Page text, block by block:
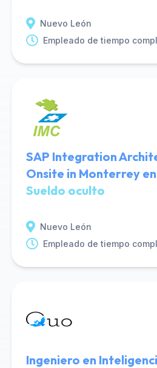
Nuevo León
Empleado de tiempo
SAP Integration
Onsite in Monterrey
Sueldo oculto
Nuevo León
Empleado de tiempo
Ingeniero en